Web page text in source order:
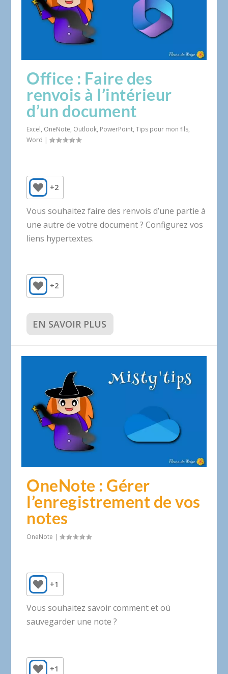
Office : Faire des
renvois à l’intérieur
d’un document
Excel, OneNote, Outlook, PowerPoint,Tips pour mon fils,
Word |
+2
Vous souhaitez faire des renvois d’une partie à
une autre de votre document ? Configurez vos
liens hypertextes.
+2
EN SAVOIR PLUS
OneNote : Gérer
l’enregistrement de vos
notes
OneNote |
+1
Vous souhaitez savoir comment et où
sauvegarder une note ?
+1